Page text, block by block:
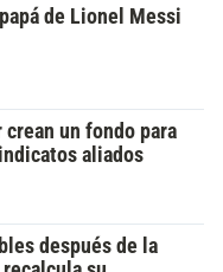
de Lionel Messi
un fondo para
aliados
después de la